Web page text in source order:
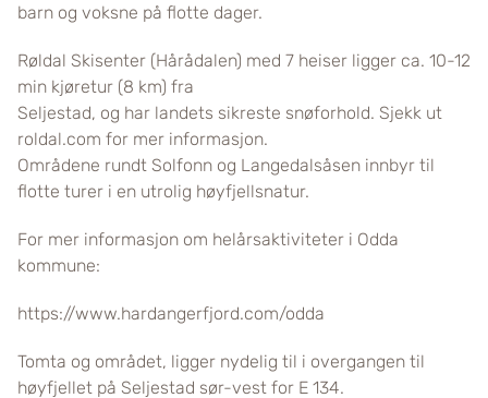
barn og voksne på flotte dager.
Røldal Skisenter (Hårådalen) med 7 heiser ligger ca. 10-12
min kjøretur (8 km) fra
Seljestad, og har landets sikreste snøforhold. Sjekk ut
roldal.com for mer informasjon.
Områdene rundt Solfonn og Langedalsåsen innbyr til
flotte turer i en utrolig høyfjellsnatur.
For mer informasjon om helårsaktiviteter i Odda
kommune:
https://www.hardangerfjord.com/odda
Tomta og området, ligger nydelig til i overgangen til
høyfjellet på Seljestad sør-vest for E 134.